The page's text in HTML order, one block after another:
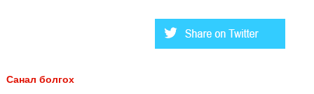
Санал болгох